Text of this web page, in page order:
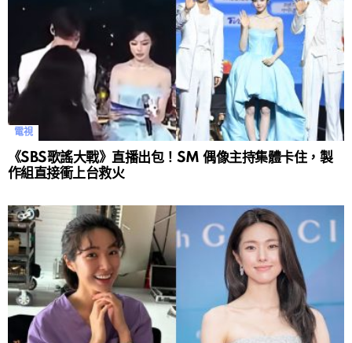
電視
《SBS歌謠大戰》直播出包！SM 偶像主持集體卡住，製
作組直接衝上台救火